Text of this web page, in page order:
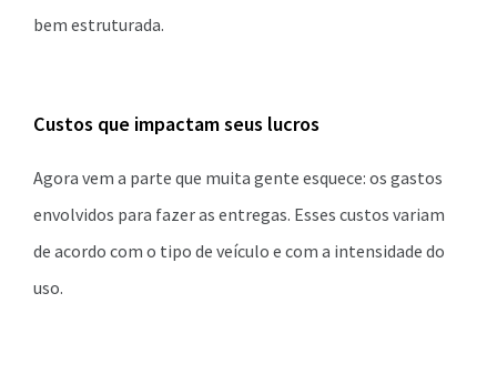
bem estruturada.
Custos que impactam seus lucros
Agora vem a parte que muita gente esquece: os gastos
envolvidos para fazer as entregas. Esses custos variam
de acordo com o tipo de veículo e com a intensidade do
uso.